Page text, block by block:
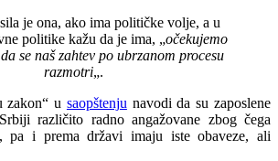
je ona, ako ima političke volje, a u
politike kažu da je ima, „očekujemo
se naš zahtev po ubrzanom procesu
razmotri„.
zakon“ u saopštenju navodi da su zaposlene
različito radno angažovane zbog čega
pa i prema državi imaju iste obaveze, ali